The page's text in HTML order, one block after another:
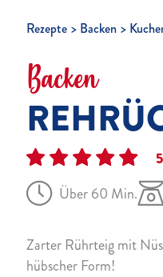
Rezepte Backen
Backen
Über 60 Min.
Zarter Rührteig mit
hübscher Form!